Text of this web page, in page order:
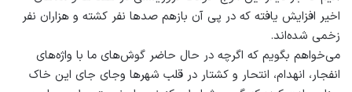
اخیر افزایش یافته که در پی آن‌ بازهم صد‌ها نفر کشته و هزاران نفر
زخمی شده‌اند.
می‌خواهم بگویم که اگرچه در حال حاضر گوش‌های ما با واژه‌های
انفجار، انهدام، انتحار و کشتار در قلب شهر‌ها وجای جای این خاک